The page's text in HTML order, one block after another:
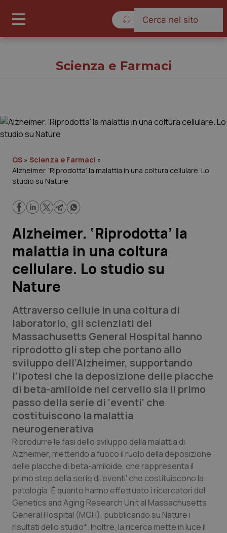
Governo e Parlamento
Regioni e Asl
Lavoro e Professioni
Scienza e Farmaci
Studi e Analisi
Lettere al direttore
Edizioni Regionali
QS Pro
Professionisti Sanitari.AI
Abruzzo
Basilicata
Calabria
Campania
Emilia-Romagna
QS Pro Gold
Artrite & artrosi
Asma & BPCO
Car-T
Colesterolo & coronaropatie
QS Club Newsletter
Scienza e Farmaci
QS » Scienza e Farmaci »
Alzheimer. ‘Riprodotta’ la malattia in una coltura cellulare. Lo
studio su Nature
Alzheimer. ‘Riprodotta’ la
malattia in una coltura
cellulare. Lo studio su
Nature
Attraverso cellule in una coltura di
laboratorio, gli scienziati del
Massachusetts General Hospital hanno
riprodotto gli step che portano allo
sviluppo dell’Alzheimer, supportando
l’ipotesi che la deposizione delle placche
di beta-amiloide nel cervello sia il primo
passo della serie di ‘eventi’ che
costituiscono la malattia
neurogenerativa
Riprodurre le fasi dello sviluppo della malattia di
Alzheimer, mettendo a fuoco il ruolo della deposizione
delle placche di beta-amiloide, che rappresenta il
primo step della serie di 'eventi' che costituiscono la
patologia. È quanto hanno effettuato i ricercatori del
Genetics and Aging Research Unit al Massachusetts
General Hospital (MGH), pubblicando su Nature i
risultati dello studio*. Inoltre, la ricerca mette in luce il